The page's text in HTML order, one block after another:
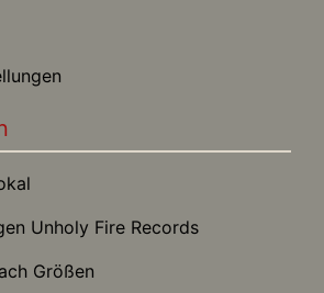
Unholy Fire Records
Größen